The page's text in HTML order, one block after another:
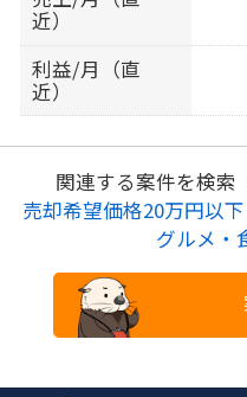
近）
利益/月（直
近）
関連する案件を検索
売却希望価格20万円以下
グルメ・